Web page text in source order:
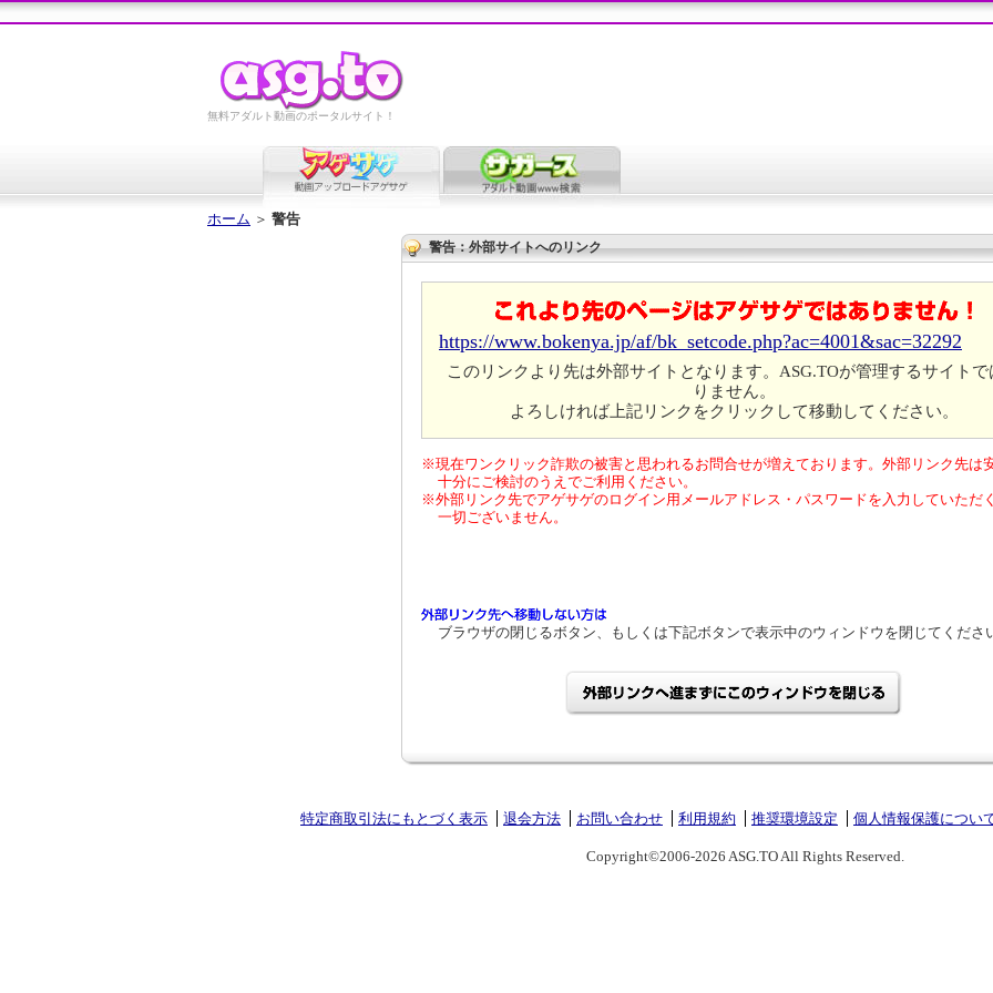
無料アダルト動画のポータルサイト！
ホーム ＞ 警告
警告：外部サイトへのリンク
https://www.bokenya.jp/af/bk_setcode.php?ac=4001&sac=32292
このリンクより先は外部サイトとなります。ASG.TOが管理するサイトで
りません。
よろしければ上記リンクをクリックして移動してください。
※現在ワンクリック詐欺の被害と思われるお問合せが増えております。外部リンク先は
十分にご検討のうえでご利用ください。
※外部リンク先でアゲサゲのログイン用メールアドレス・パスワードを入力していただ
一切ございません。
ブラウザの閉じるボタン、もしくは下記ボタンで表示中のウィンドウを閉じてくださ
特定商取引法にもとづく表示 退会方法 お問い合わせ 利用規約 推奨環境設定 個人情報保護につい
Copyright©2006-2026 ASG.TO All Rights Reserved.